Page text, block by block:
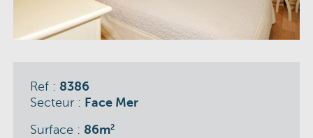
Ref : 8386
Secteur : Face Mer
Surface : 86m2